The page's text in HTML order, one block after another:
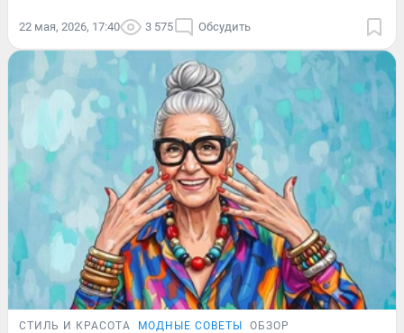
22 мая, 2026, 17:40 3 575 Обсудить
СТИЛЬ И КРАСОТА МОДНЫЕ СОВЕТЫ ОБЗОР